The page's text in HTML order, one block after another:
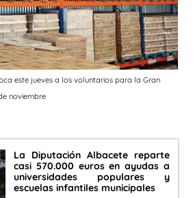
este jueves a los voluntarios para la Gran
noviembre
La Diputación Albacete reparte
casi 570.000 euros en ayudas a
universidades populares y
escuelas infantiles municipales